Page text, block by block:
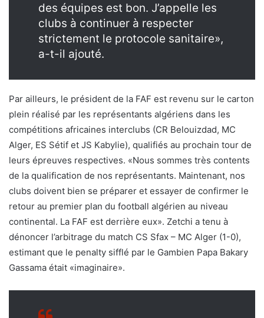
des équipes est bon. J’appelle les
clubs à continuer à respecter
strictement le protocole sanitaire»,
a-t-il ajouté.
Par ailleurs, le président de la FAF est revenu sur le carton
plein réalisé par les représentants algériens dans les
compétitions africaines interclubs (CR Belouizdad, MC
Alger, ES Sétif et JS Kabylie), qualifiés au prochain tour de
leurs épreuves respectives. «Nous sommes très contents
de la qualification de nos représentants. Maintenant, nos
clubs doivent bien se préparer et essayer de confirmer le
retour au premier plan du football algérien au niveau
continental. La FAF est derrière eux». Zetchi a tenu à
dénoncer l’arbitrage du match CS Sfax – MC Alger (1-0),
estimant que le penalty sifflé par le Gambien Papa Bakary
Gassama était «imaginaire».